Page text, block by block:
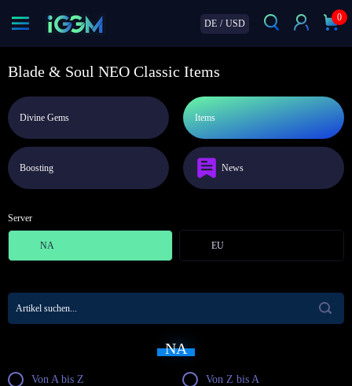
DE / USD
0
Blade & Soul NEO Classic Items
Divine Gems Items
Boosting News
Server
NA EU
NA
Von A bis Z Von Z bis A